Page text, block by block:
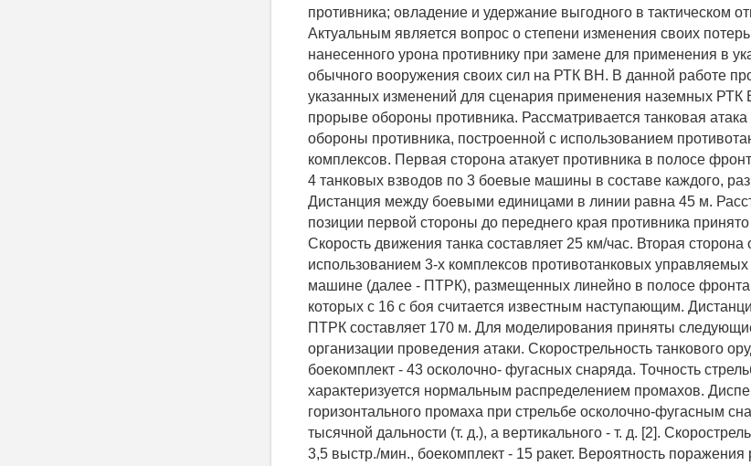
противника; овладение и удержание выгодного в тактическом
Актуальным является вопрос о степени изменения своих потерь
нанесенного урона противнику при замене для применения в
обычного вооружения своих сил на РТК ВН. В данной работе
указанных изменений для сценария применения наземных
прорыве обороны противника. Рассматривается танковая
обороны противника, построенной с использованием
комплексов. Первая сторона атакует противника в полосе
4 танковых взводов по 3 боевые машины в составе каждого,
Дистанция между боевыми единицами в линии равна 45 м.
позиции первой стороны до переднего края противника
Скорость движения танка составляет 25 км/час. Вторая сторона
использованием 3-х комплексов противотанковых
машине (далее - ПТРК), размещенных линейно в полосе
которых с 16 с боя считается известным наступающим.
ПТРК составляет 170 м. Для моделирования приняты
организации проведения атаки. Скорострельность танкового
боекомплект - 43 осколочно- фугасных снаряда. Точность
характеризуется нормальным распределением промахов.
горизонтального промаха при стрельбе осколочно-фугасным
тысячной дальности (т. д.), а вертикального - т. д. [2].
3,5 выстр./мин., боекомплект - 15 ракет. Вероятность поражения